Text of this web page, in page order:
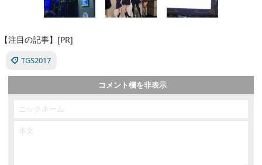
【注目の記事】[PR]
TGS2017
コメント欄を非表示